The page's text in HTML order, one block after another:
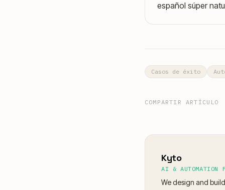
español súper
Casos de éxito
COMPARTIR ARTÍCULO
Kyto
AI & AUTOMATION
We design and